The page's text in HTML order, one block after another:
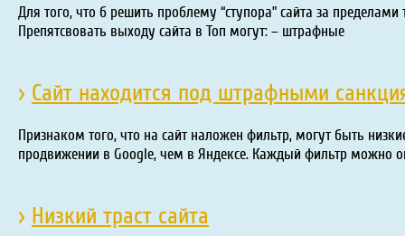
Для того, что б решить проблему “ступора” сайта за
Препятсвовать выходу сайта в Топ могут: – штрафные
› Сайт находится под штрафными
Признаком того, что на сайт наложен фильтр, могут быть
продвижении в Google, чем в Яндексе. Каждый фильтр можно
› Низкий траст сайта